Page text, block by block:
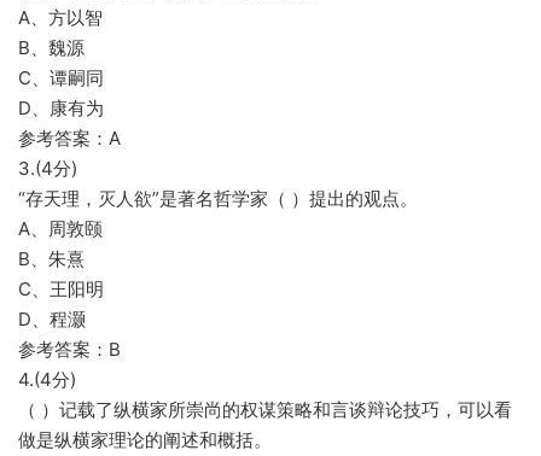
A、方以智
B、魏源
C、谭嗣同
D、康有为
参考答案：A
3.(4分)
“存天理，灭人欲”是著名哲学家（ ）提出的观点。
A、周敦颐
B、朱熹
C、王阳明
D、程灏
参考答案：B
4.(4分)
（ ）记载了纵横家所崇尚的权谋策略和言谈辩论技巧，可以看
做是纵横家理论的阐述和概括。